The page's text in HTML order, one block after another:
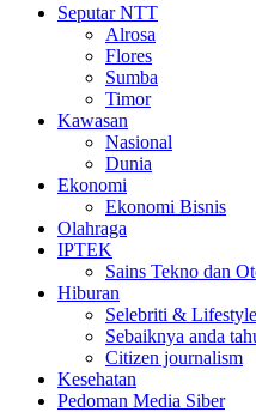
Seputar NTT
Alrosa
Flores
Sumba
Timor
Kawasan
Nasional
Dunia
Ekonomi
Ekonomi Bisnis
Olahraga
IPTEK
Sains Tekno dan
Hiburan
Selebriti & Lifestyle
Sebaiknya anda
Citizen journalism
Kesehatan
Pedoman Media Siber